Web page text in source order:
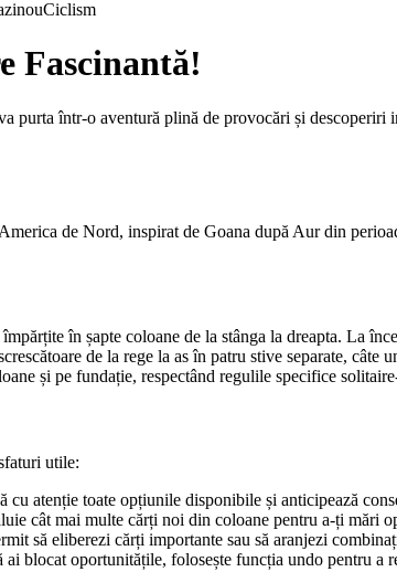
Ciclism
Fascinantă!
într-o aventură plină de provocări și descoperiri
de Nord, inspirat de Goana după Aur din
în șapte coloane de la stânga la dreapta. La
de la rege la as în patru stive separate, câte
și pe fundație, respectând regulile specifice
utile:
cu atenție toate opțiunile disponibile și anticipează
cât mai multe cărți noi din coloane pentru a-ți mări
să eliberezi cărți importante sau să aranjezi
ai blocat oportunitățile, folosește funcția undo pentru a